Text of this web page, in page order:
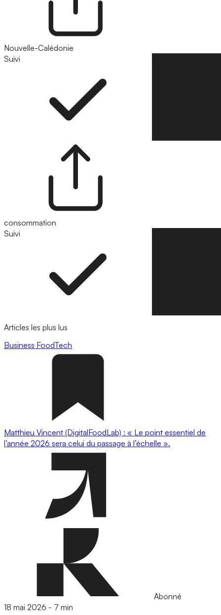
Nouvelle-Calédonie
Suivi
consommation
Suivi
Articles les plus lus
Business FoodTech
Matthieu Vincent (DigitalFoodLab) : « Le point essentiel de
l’année 2026 sera celui du passage à l’échelle ».
Abonné
18 mai 2026 - 7 min